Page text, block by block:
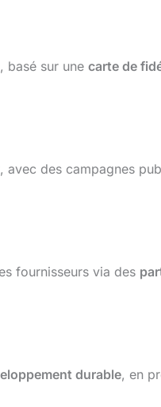
basé sur une carte de
avec des campagnes
fournisseurs via des
durable, en